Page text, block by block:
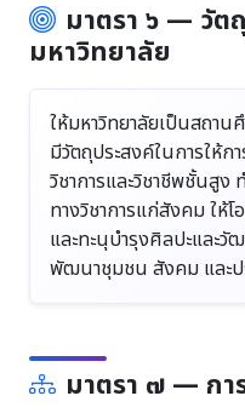
มาตรา ๖ — วัต
มหาวิทยาลัย
ให้มหาวิทยาลัยเป็นสถาน
มีวัตถุประสงค์ในการให้
วิชาการและวิชาชีพชั้นสูง
ทางวิชาการแก่สังคม ให้
และทะนุบำรุงศิลปะและวั
พัฒนาชุมชน สังคม และป
มาตรา ๗ — กา